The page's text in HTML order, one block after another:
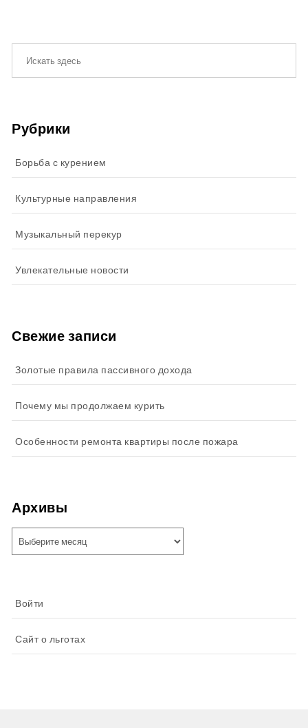
Рубрики
Борьба с курением
Культурные направления
Музыкальный перекур
Увлекательные новости
Свежие записи
Золотые правила пассивного дохода
Почему мы продолжаем курить
Особенности ремонта квартиры после пожара
Архивы
Войти
Сайт о льготах